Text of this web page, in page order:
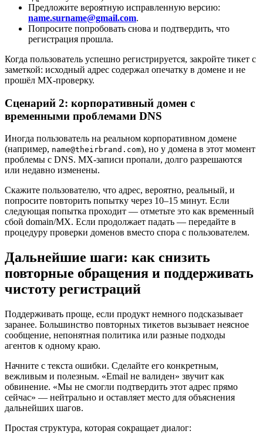
Предложите вероятную исправленную версию:
name.surname@gmail.com.
Попросите попробовать снова и подтвердить, что
регистрация прошла.
Когда пользователь успешно регистрируется, закройте тикет с
заметкой: исходный адрес содержал опечатку в домене и не
прошёл MX-проверку.
Сценарий 2: корпоративный домен с
временными проблемами DNS
Иногда пользователь на реальном корпоративном домене
(например, name@theirbrand.com), но у домена в этот момент
проблемы с DNS. MX-записи пропали, долго разрешаются
или недавно изменены.
Скажите пользователю, что адрес, вероятно, реальный, и
попросите повторить попытку через 10–15 минут. Если
следующая попытка проходит — отметьте это как временный
сбой domain/MX. Если продолжает падать — передайте в
процедуру проверки доменов вместо спора с пользователем.
Дальнейшие шаги: как снизить
повторные обращения и поддерживать
чистоту регистраций
Поддерживать проще, если продукт немного подсказывает
заранее. Большинство повторных тикетов вызывает неясное
сообщение, непонятная политика или разные подходы
агентов к одному краю.
Начните с текста ошибки. Сделайте его конкретным,
вежливым и полезным. «Email не валиден» звучит как
обвинение. «Мы не смогли подтвердить этот адрес прямо
сейчас» — нейтрально и оставляет место для объяснения
дальнейших шагов.
Простая структура, которая сокращает диалог: